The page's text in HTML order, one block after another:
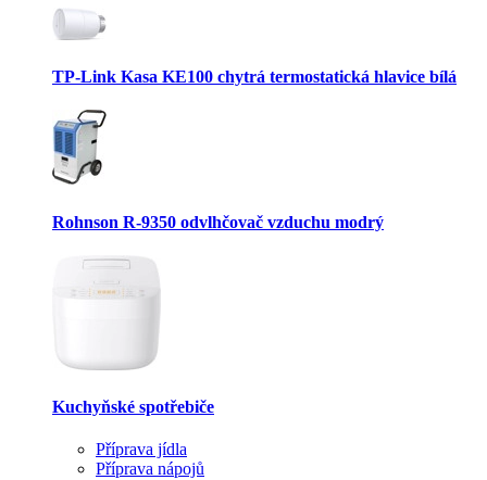
TP-Link Kasa KE100 chytrá termostatická hlavice bílá
Rohnson R-9350 odvlhčovač vzduchu modrý
Kuchyňské spotřebiče
Příprava jídla
Příprava nápojů